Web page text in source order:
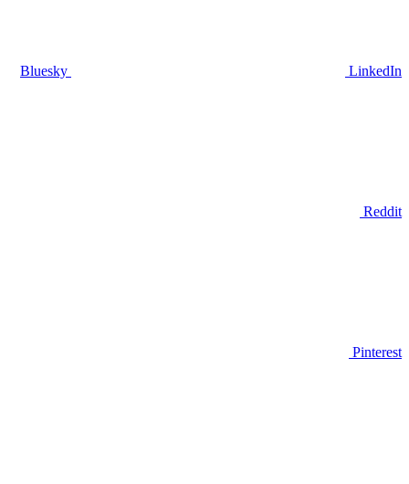
Bluesky LinkedIn
Reddit
Pinterest